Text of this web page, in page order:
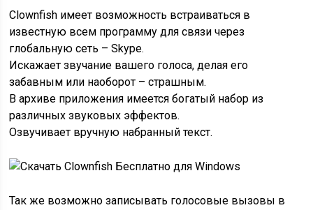
Clownfish имеет возможность встраиваться в
известную всем программу для связи через
глобальную сеть – Skype.
Искажает звучание вашего голоса, делая его
забавным или наоборот – страшным.
В архиве приложения имеется богатый набор из
различных звуковых эффектов.
Озвучивает вручную набранный текст.
Так же возможно записывать голосовые вызовы в